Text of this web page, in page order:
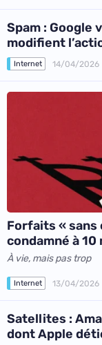
Spam : Google
modifient
Internet 14/04/2026
Forfaits « sans
condamné à 10
À vie, mais pas trop
Internet 13/04/2026
Satellites :
dont Apple